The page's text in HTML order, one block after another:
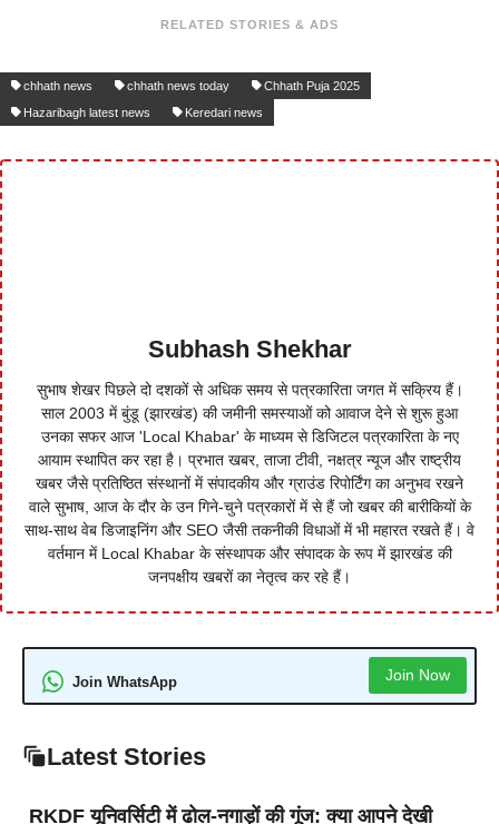
RELATED STORIES & ADS
chhath news chhath news today
Chhath Puja 2025
Hazaribagh latest news
Keredari news
Subhash Shekhar
सुभाष शेखर पिछले दो दशकों से अधिक समय से पत्रकारिता जगत में सक्रिय हैं।
साल 2003 में बुंडू (झारखंड) की जमीनी समस्याओं को आवाज देने से शुरू हुआ
उनका सफर आज 'Local Khabar' के माध्यम से डिजिटल पत्रकारिता के नए
आयाम स्थापित कर रहा है। प्रभात खबर, ताजा टीवी, नक्षत्र न्यूज और राष्ट्रीय
खबर जैसे प्रतिष्ठित संस्थानों में संपादकीय और ग्राउंड रिपोर्टिंग का अनुभव रखने
वाले सुभाष, आज के दौर के उन गिने-चुने पत्रकारों में से हैं जो खबर की बारीकियों के
साथ-साथ वेब डिजाइनिंग और SEO जैसी तकनीकी विधाओं में भी महारत रखते हैं। वे
वर्तमान में Local Khabar के संस्थापक और संपादक के रूप में झारखंड की
जनपक्षीय खबरों का नेतृत्व कर रहे हैं।
Join WhatsApp Join Now
Latest Stories
RKDF यूनिवर्सिटी में ढोल-नगाड़ों की गूंज: क्या आपने देखी